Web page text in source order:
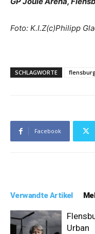
Foto: K.I.Z(c)Philipp
SCHLAGWORTE
Facebook
Verwandte Artikel
Urban